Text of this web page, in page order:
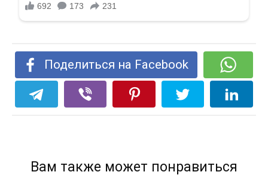
Поделиться на Facebook
Вам также может понравиться